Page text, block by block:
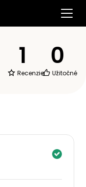
1
Recenzie
0
Užitočné